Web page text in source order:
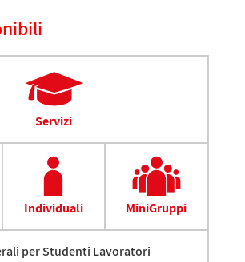
Servizi
Individuali MiniGruppi
per Studenti Lavoratori